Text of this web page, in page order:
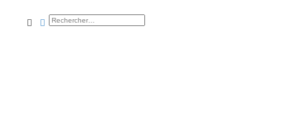
rechercher
rechercheavancée